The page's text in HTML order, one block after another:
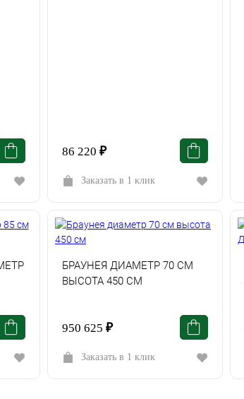
86 220 ₽
Заказать в 1 клик
БРАУНЕЯ ДИАМЕТР 70 СМ
ВЫСОТА 450 СМ
950 625 ₽
Заказать в 1 клик